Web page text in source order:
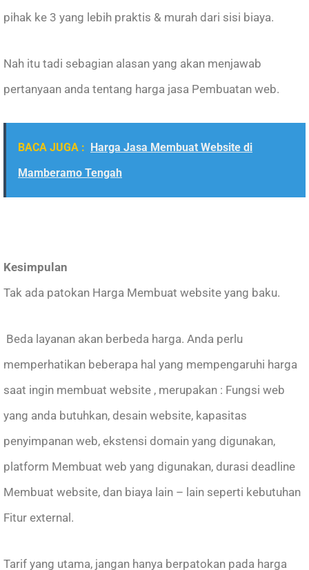
pihak ke 3 yang lebih praktis & murah dari sisi biaya.
Nah itu tadi sebagian alasan yang akan menjawab
pertanyaan anda tentang harga jasa Pembuatan web.
BACA JUGA : Harga Jasa Membuat Website di
Mamberamo Tengah
Kesimpulan
Tak ada patokan Harga Membuat website yang baku.
Beda layanan akan berbeda harga. Anda perlu
memperhatikan beberapa hal yang mempengaruhi harga
saat ingin membuat website , merupakan : Fungsi web
yang anda butuhkan, desain website, kapasitas
penyimpanan web, ekstensi domain yang digunakan,
platform Membuat web yang digunakan, durasi deadline
Membuat website, dan biaya lain – lain seperti kebutuhan
Fitur external.
Tarif yang utama, jangan hanya berpatokan pada harga